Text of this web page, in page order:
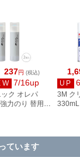
237円 (税込)
7/16up
ック オレパ
力のり 替用の
UP
3M ク
330mL
ています